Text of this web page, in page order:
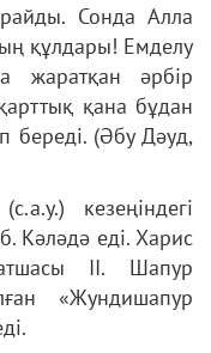
Сонда Алла
құлдары! Емделу
жаратқан әрбір
қана бұдан
береді. (Әбу Дәуд,
кезеңіндегі
Кәләдә еді. Харис
ІІ. Шапур
«Жундишапур